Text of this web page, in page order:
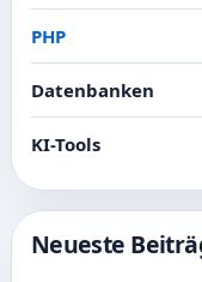
PHP
Datenbanken
KI-Tools
Neueste